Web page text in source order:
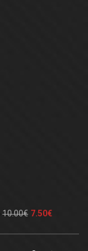
10.00€ 7.50€